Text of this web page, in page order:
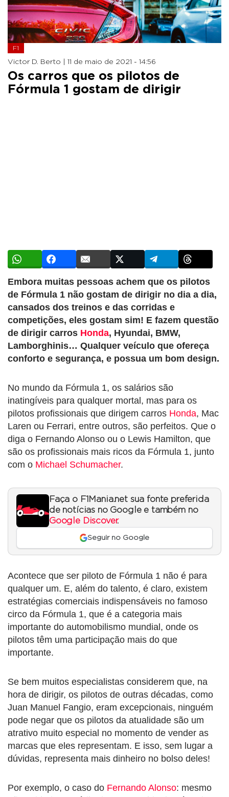
F1
Victor D. Berto | 11 de maio de 2021 - 14:56
Os carros que os pilotos de
Fórmula 1 gostam de dirigir
Embora muitas pessoas achem que os pilotos
de Fórmula 1 não gostam de dirigir no dia a dia,
cansados dos treinos e das corridas e
competições, eles gostam sim! E fazem questão
de dirigir carros Honda, Hyundai, BMW,
Lamborghinis… Qualquer veículo que ofereça
conforto e segurança, e possua um bom design.
No mundo da Fórmula 1, os salários são
inatingíveis para qualquer mortal, mas para os
pilotos profissionais que dirigem carros Honda, Mac
Laren ou Ferrari, entre outros, são perfeitos. Que o
diga o Fernando Alonso ou o Lewis Hamilton, que
são os profissionais mais ricos da Fórmula 1, junto
com o Michael Schumacher.
Faça o F1Mania.net sua fonte preferida
de notícias no Google e também no
Google Discover.
Seguir no Google
Acontece que ser piloto de Fórmula 1 não é para
qualquer um. E, além do talento, é claro, existem
estratégias comerciais indispensáveis no famoso
circo da Fórmula 1, que é a categoria mais
importante do automobilismo mundial, onde os
pilotos têm uma participação mais do que
importante.
Se bem muitos especialistas considerem que, na
hora de dirigir, os pilotos de outras décadas, como
Juan Manuel Fangio, eram excepcionais, ninguém
pode negar que os pilotos da atualidade são um
atrativo muito especial no momento de vender as
marcas que eles representam. E isso, sem lugar a
dúvidas, representa mais dinheiro no bolso deles!
Por exemplo, o caso do Fernando Alonso: mesmo